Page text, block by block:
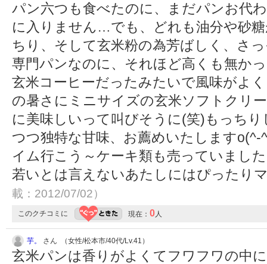
パン六つも食べたのに、まだパンお代
に入りません…でも、どれも油分や砂
ちり、そして玄米粉の為芳ばしく、さ
専門パンなのに、それほど高くも無か
玄米コーヒーだったみたいで風味がよ
の暑さにミニサイズの玄米ソフトクリ
に美味しいって叫びそうに(笑)もっち
つつ独特な甘味、お薦めいたします
イム行こう～ケーキ類も売っていまし
若いとは言えないあたしにはぴったり
載：2012/07/02）
このクチコミに 現在： 0人
芋。 さん （女性/松本市/40代/Lv.41）
玄米パンは香りがよくてフワフワの中